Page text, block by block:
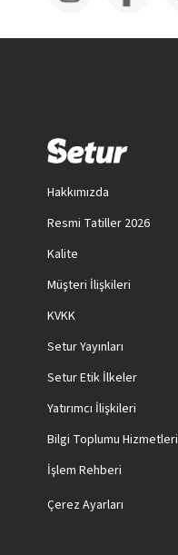
Hakkımızda
Resmi Tatiller 2026
Kalite
Müşteri İlişkileri
KVKK
Setur Yayınları
Setur Etik İlkeler
Yatırımcı İlişkileri
Bilgi Toplumu Hizmetleri
İşlem Rehberi
Çerez Ayarları